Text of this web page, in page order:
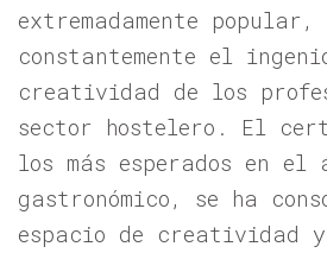
extremadamente
constantemente el
creatividad de los
sector hostelero. El
los más esperados en el
gastronómico, se ha
espacio de creatividad